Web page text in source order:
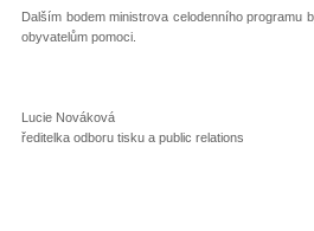
Dalším bodem ministrova celodenního
obyvatelům pomoci.
Lucie Nováková
ředitelka odboru tisku a public relations